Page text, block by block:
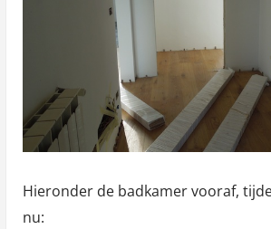
Hieronder de badkamer vooraf,
nu: